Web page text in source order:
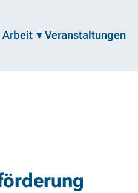
Arbeit Veranstaltungen